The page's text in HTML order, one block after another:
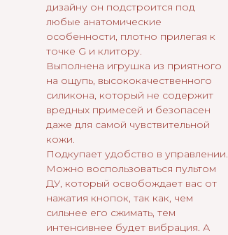
дизайну он подстроится под
любые анатомические
особенности, плотно прилегая к
точке G и клитору.
Выполнена игрушка из приятного
на ощупь, высококачественного
силикона, который не содержит
вредных примесей и безопасен
даже для самой чувствительной
кожи.
Подкупает удобство в управлении.
Можно воспользоваться пультом
ДУ, который освобождает вас от
нажатия кнопок, так как, чем
сильнее его сжимать, тем
интенсивнее будет вибрация. А